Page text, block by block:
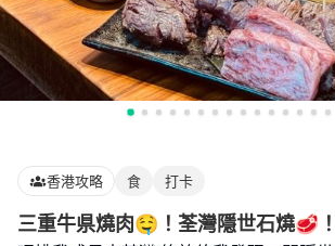
香港攻略 食 打卡
三重牛県燒肉🤤！荃灣隱世石燒🥩！